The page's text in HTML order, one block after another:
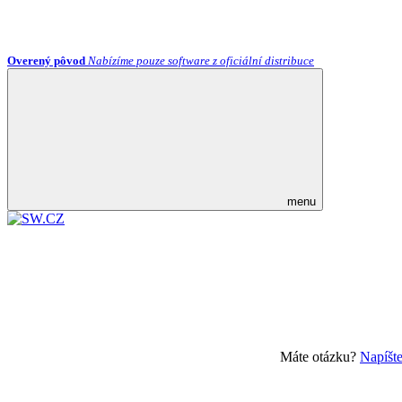
Overený pôvod Nabízíme pouze software z oficiální distribuce
menu
Máte otázku?